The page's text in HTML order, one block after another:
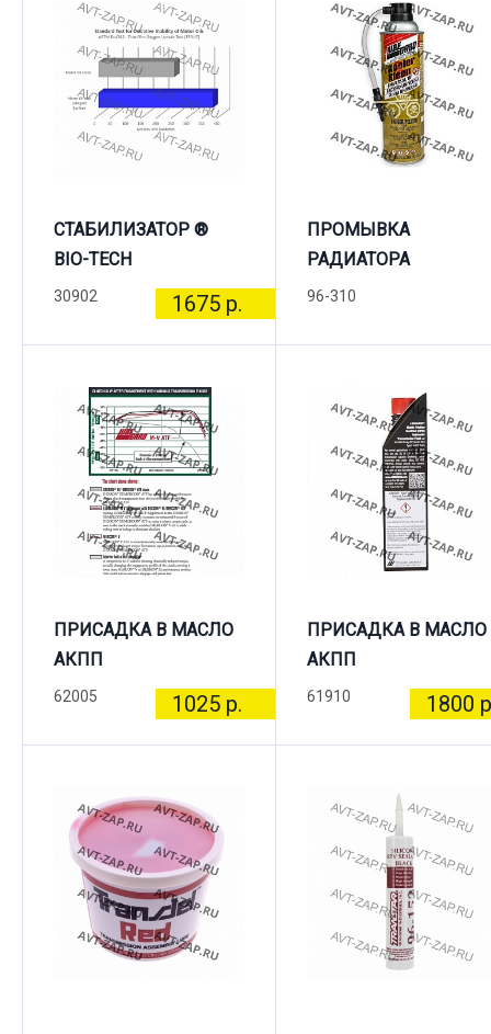
СТАБИЛИЗАТОР ®
BIO-TECH
30902 1675 р.
ПРОМЫВКА
РАДИАТОРА
96-310
ПРИСАДКА В МАСЛО
АКПП
62005 1025 р.
ПРИСАДКА В МАСЛО
АКПП
61910 1800